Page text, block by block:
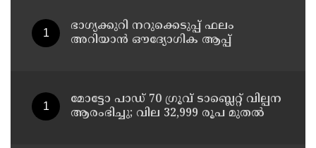
ഭാഗ്യക്കുറി നറുക്കെടുപ്പ് ഫലം
അറിയാൻ ഔദ്യോഗിക ആപ്പ്
മോട്ടോ പാഡ് 70 ഗ്രൂവ് ടാബ്ലെറ്റ് വില്പന
ആരംഭിച്ചു; വില 32,999 രൂപ മുതൽ